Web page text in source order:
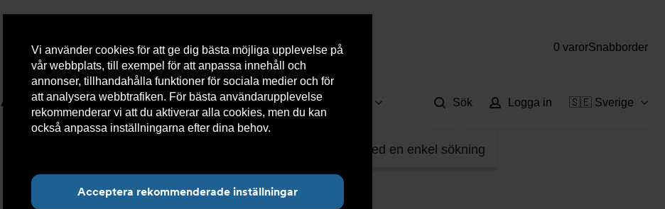
Vi använder cookies för att ge dig bästa möjliga upplevelse på
vår webbplats, till exempel för att anpassa innehåll och
annonser, tillhandahålla funktioner för sociala medier och för
att analysera webbtrafiken. För bästa användarupplevelse
rekommenderar vi att du aktiverar alla cookies, men du kan
också anpassa inställningarna efter dina behov.
Acceptera rekommenderade inställningar
0 varorSnabborder
Aktuellt Om Armatec Hållbarhet Kontakta oss Kundservice
Hitta det du letar efter med en enkel sökning
Sök Logga in 🇸🇪 Sverige
Slang SX DN13 F1/2" x F3/4" 1500mm AT 5745-W32113115